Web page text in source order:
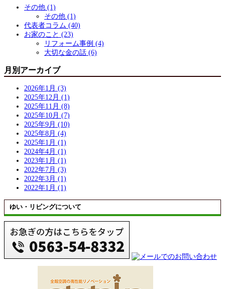
その他 (1)
その他 (1)
代表者コラム (40)
お家のこと (23)
リフォーム事例 (4)
大切な金の話 (6)
月別アーカイブ
2026年1月 (3)
2025年12月 (1)
2025年11月 (8)
2025年10月 (7)
2025年9月 (10)
2025年8月 (4)
2025年1月 (1)
2024年4月 (1)
2023年1月 (1)
2022年7月 (3)
2022年3月 (1)
2022年1月 (1)
ゆい・リビングについて